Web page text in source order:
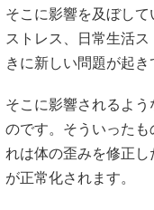
そこに影響を及ぼし
ストレス、日常生活
きに新しい問題が起き
そこに影響されるよ
のです。そういった
れは体の歪みを修正
が正常化されます。